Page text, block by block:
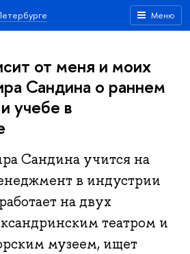
Меню
от меня и моих
Сандина о раннем
учебе в
Сандина учится на
в индустрии
на двух
театром и
музеем, ищет